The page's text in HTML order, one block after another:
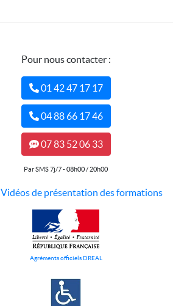
Pour nous contacter :
01 42 47 17 17
04 88 66 17 46
07 83 52 06 33
Par SMS 7j/7 - 08h00 / 20h00
Vidéos de présentation des formations
Agréments officiels DREAL